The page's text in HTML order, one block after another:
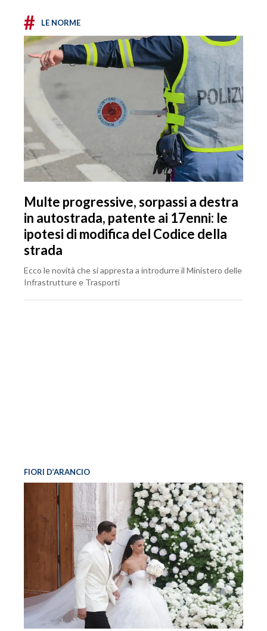
# LE NORME
Multe progressive, sorpassi a destra
in autostrada, patente ai 17enni: le
ipotesi di modifica del Codice della
strada
Ecco le novità che si appresta a introdurre il Ministero delle
Infrastrutture e Trasporti
FIORI D’ARANCIO